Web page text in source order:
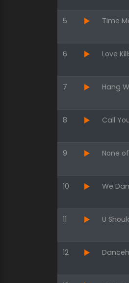
5 Time
6 Love
7 Hang
8 Call
9 None
10 We
11 U
12